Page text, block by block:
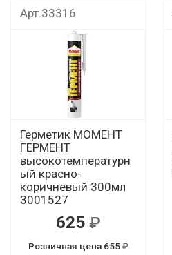
Арт.33316
Герметик МОМЕНТ
ГЕРМЕНТ
высокотемпературн
ый красно-
коричневый 300мл
3001527
625
Розничная цена 655